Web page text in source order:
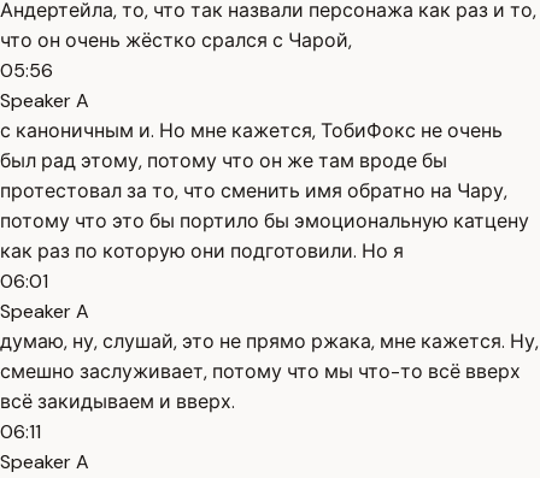
Андертейла, то, что так назвали персонажа как раз и то,
что он очень жёстко срался с Чарой,
05:56
Speaker A
с каноничным и. Но мне кажется, ТобиФокс не очень
был рад этому, потому что он же там вроде бы
протестовал за то, что сменить имя обратно на Чару,
потому что это бы портило бы эмоциональную катцену
как раз по которую они подготовили. Но я
06:01
Speaker A
думаю, ну, слушай, это не прямо ржака, мне кажется. Ну,
смешно заслуживает, потому что мы что-то всё вверх
всё закидываем и вверх.
06:11
Speaker A